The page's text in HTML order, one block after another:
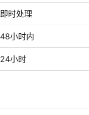
即时处理
48小时内
24小时